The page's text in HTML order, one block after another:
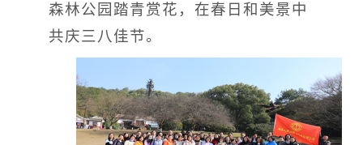
森林公园踏青赏花，在春日和美景中
共庆三八佳节。